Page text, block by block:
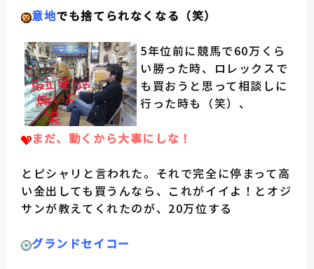
意地でも捨てられなくなる（笑）
5年位前に競馬で60万くら
い勝った時、ロレックスで
も買おうと思って相談しに
行った時も（笑）、
まだ、動くから大事にしな！
とピシャリと言われた。それで完全に停まって高
い金出しても買うんなら、これがイイよ！とオジ
サンが教えてくれたのが、20万位する
グランドセイコー